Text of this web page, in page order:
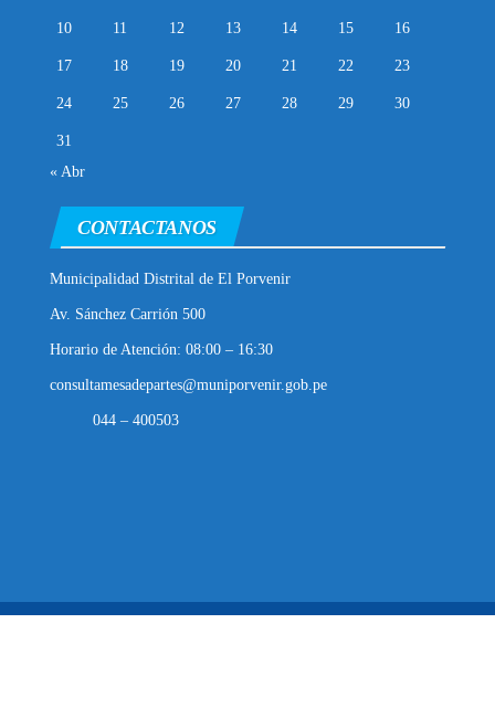
10 11 12 13 14 15 16
17 18 19 20 21 22 23
24 25 26 27 28 29 30
31
« Abr
CONTACTANOS
Municipalidad Distrital de El Porvenir
Av. Sánchez Carrión 500
Horario de Atención: 08:00 – 16:30
consultamesadepartes@muniporvenir.gob.pe
044 – 400503